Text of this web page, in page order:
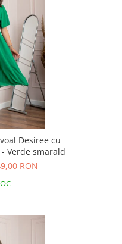
Desiree cu
Verde smarald
RON